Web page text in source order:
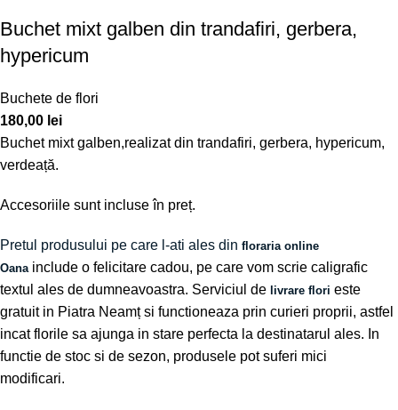
Buchet mixt galben din trandafiri, gerbera,
hypericum
Buchete de flori
180,00 lei
Buchet mixt galben,realizat din trandafiri, gerbera, hypericum,
verdeață.
Accesoriile sunt incluse în preț.
Pretul produsului pe care l-ati ales din floraria online
Oana include o felicitare cadou, pe care vom scrie caligrafic
textul ales de dumneavoastra. Serviciul de livrare flori este
gratuit in Piatra Neamț si functioneaza prin curieri proprii, astfel
incat florile sa ajunga in stare perfecta la destinatarul ales. In
functie de stoc si de sezon, produsele pot suferi mici
modificari.